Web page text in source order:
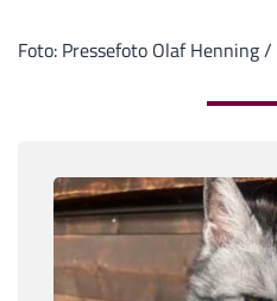
Foto: Pressefoto Olaf Henning